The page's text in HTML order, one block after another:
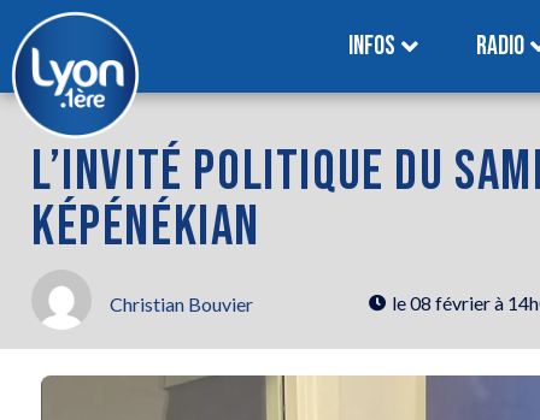
INFOS RADIO
L’INVITÉ POLITIQUE DU
KÉPÉNÉKIAN
Christian Bouvier le08 février à